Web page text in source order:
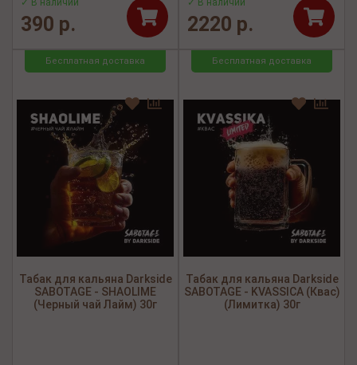
✓ В наличии
390 р.
✓ В наличии
2220 р.
Бесплатная доставка
Табак для кальяна Darkside
SABOTAGE - SHAOLIME
(Черный чай Лайм) 30г
Бесплатная доставка
Табак для кальяна Darkside
SABOTAGE - KVASSICA (Квас)
(Лимитка) 30г